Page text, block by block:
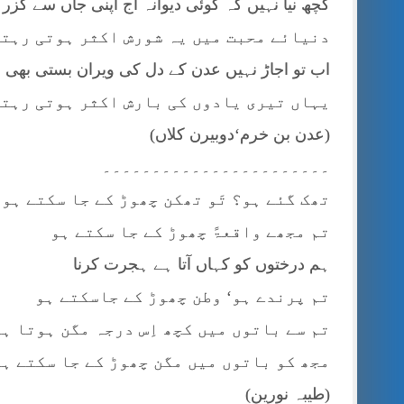
کچھ نیا نہیں کہ کوئی دیوانہ آج اپنی جاں سے گزر
دنیائے محبت میں یہ شورش اکثر ہوتی
اب تو اجاڑ نہیں عدن کے دل کی ویران بستی بھی
یہاں تیری یادوں کی بارش اکثر ہوتی
(عدن بن خرم‘دوبیرن کلاں)
۔۔۔۔۔۔۔۔۔۔۔۔۔۔۔۔۔۔۔۔۔۔۔
تھک گئے ہو؟ تَو تھکن چھوڑ کے جا سکتے ہو
تم مجھے واقعۃً چھوڑ کے جا سکتے ہو
ہم درختوں کو کہاں آتا ہے ہجرت کرنا
تم پرندے ہو‘ وطن چھوڑ کے جاسکتے ہو
تم سے باتوں میں کچھ اِس درجہ مگن ہوتا
مجھ کو باتوں میں مگن چھوڑ کے جا سکتے
(طیبہ نورین)